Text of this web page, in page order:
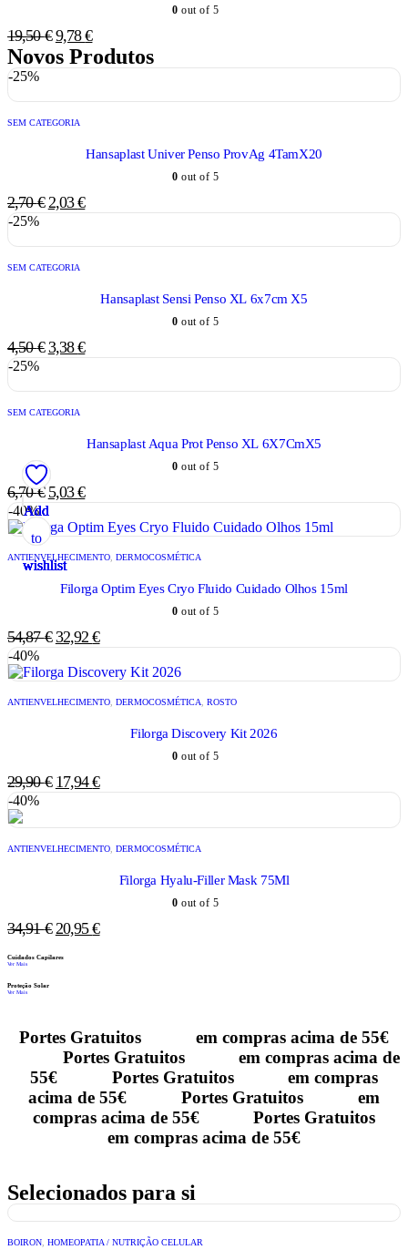
0 out of 5
19,50€ 9,78€
Novos Produtos
-25%
Add
to
wishlist
SEM CATEGORIA
Hansaplast Univer Penso ProvAg 4TamX20
0 out of 5
2,70€ 2,03€
-25%
Add
to
wishlist
SEM CATEGORIA
Hansaplast Sensi Penso XL 6x7cm X5
0 out of 5
4,50€ 3,38€
-25%
Add
to
wishlist
SEM CATEGORIA
Hansaplast Aqua Prot Penso XL 6X7CmX5
0 out of 5
6,70€ 5,03€
-40%
Add
to
wishlist
ANTIENVELHECIMENTO DERMOCOSMÉTICA
Filorga Optim Eyes Cryo Fluido Cuidado Olhos 15ml
0 out of 5
54,87€ 32,92€
-40%
Add
to
wishlist
ANTIENVELHECIMENTO DERMOCOSMÉTICA ROSTO
Filorga Discovery Kit 2026
0 out of 5
29,90€ 17,94€
-40%
Add
to
wishlist
ANTIENVELHECIMENTO DERMOCOSMÉTICA
Filorga Hyalu-Filler Mask 75Ml
0 out of 5
34,91€ 20,95€
Cuidados Capilares
Ver Mais
Proteção Solar
Ver Mais
Portes Gratuitos
em compras acima de 55€
Portes Gratuitos
em compras acima de
55€
Portes Gratuitos
em compras
acima de 55€
Portes Gratuitos
em
compras acima de 55€
Portes Gratuitos
em compras acima de 55€
Selecionados para si
BOIRON HOMEOPATIA / NUTRIÇÃO CELULAR